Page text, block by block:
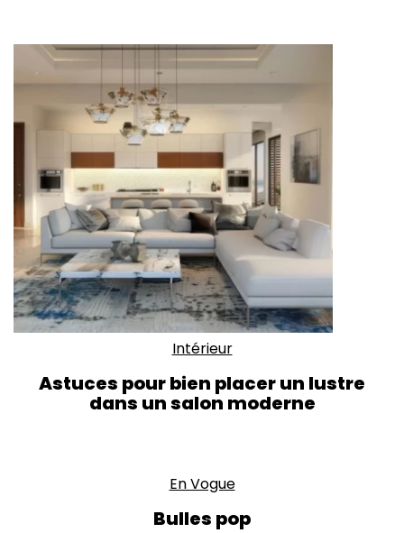
Intérieur
Astuces pour bien placer un lustre
dans un salon moderne
En Vogue
Bulles pop